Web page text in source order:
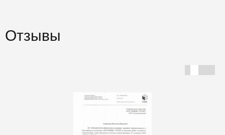
Отзывы